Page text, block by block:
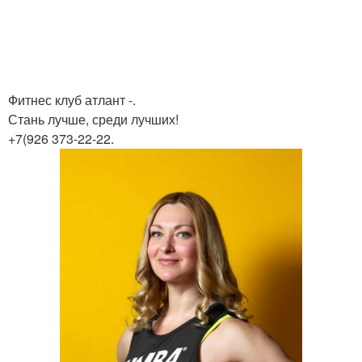
Фитнес клуб атлант -.
Стань лучше, среди лучших!
+7(926 373-22-22.